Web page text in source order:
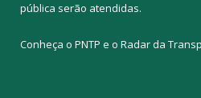
pública serão atendidas.
Conheça o PNTP e o Radar da